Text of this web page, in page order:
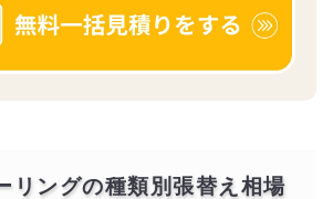
リングの種類別張替え相場